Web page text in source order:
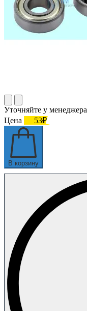
Уточняйте у менеджера
Цена
53₽
В корзину